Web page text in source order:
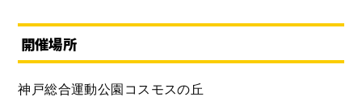
開催場所
神戸総合運動公園コスモスの丘